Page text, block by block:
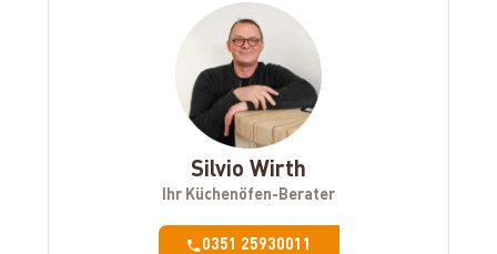
Silvio Wirth
Ihr Küchenöfen-Berater
0351 25930011